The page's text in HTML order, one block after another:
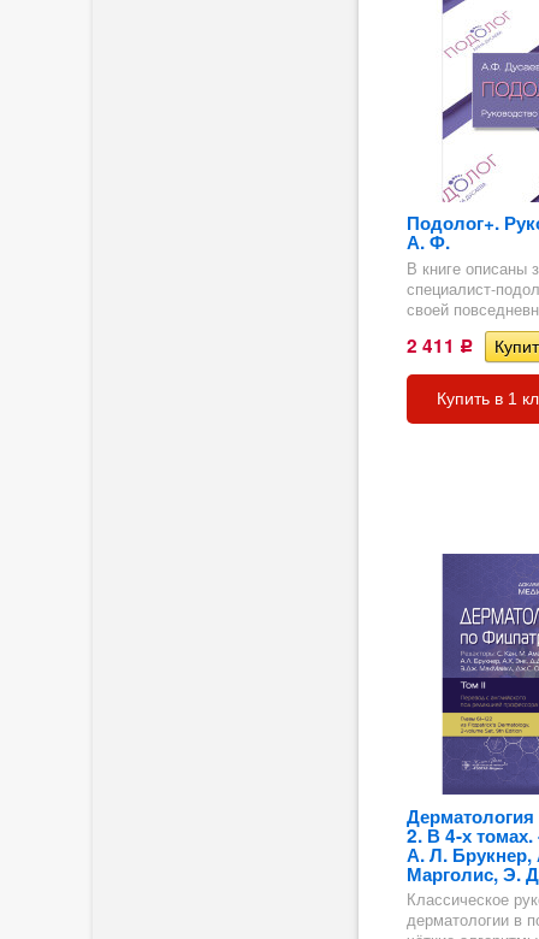
Подолог+.
А. Ф.
В книге описаны
специалист-
своей
2 411 Р
Купить в 1
2. В 4-х
А. Л.
Марголис, Э.
Классическое
дерматологии в